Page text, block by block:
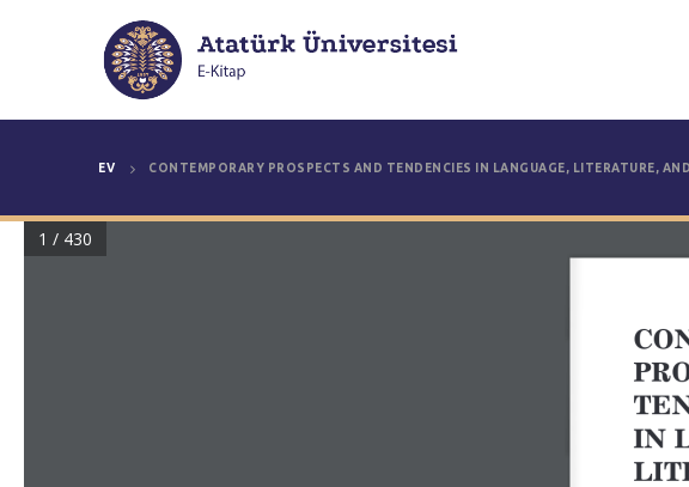
EV CONTEMPORARY PROSPECTS AND TENDENCIES IN LANGUAGE, LITERATURE,
IN
1 / 430